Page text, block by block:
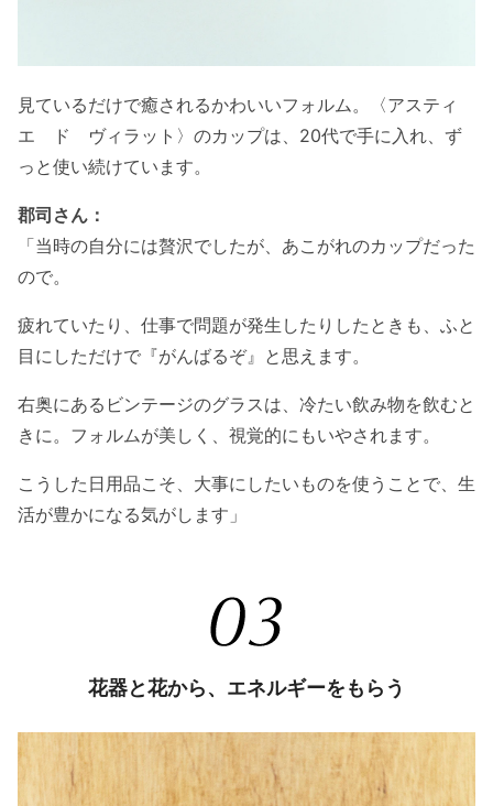
見ているだけで癒されるかわいいフォルム。〈アスティ
エ ド ヴィラット〉のカップは、20代で手に入れ、ず
っと使い続けています。
郡司さん：
「当時の自分には贅沢でしたが、あこがれのカップだった
ので。
疲れていたり、仕事で問題が発生したりしたときも、ふと
目にしただけで『がんばるぞ』と思えます。
右奥にあるビンテージのグラスは、冷たい飲み物を飲むと
きに。フォルムが美しく、視覚的にもいやされます。
こうした日用品こそ、大事にしたいものを使うことで、生
活が豊かになる気がします」
花器と花から、エネルギーをもらう